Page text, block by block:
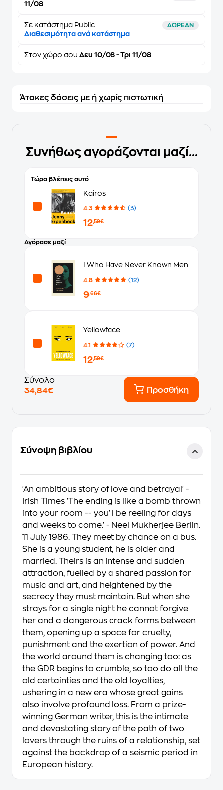
11/08
Σε κατάστημα Public ΔΩΡΕΑΝ
Διαθεσιμότητα ανά κατάστημα
Στον χώρο σου Δευ 10/08 - Τρι 11/08
Άτοκες δόσεις με ή χωρίς πιστωτική
Συνήθως αγοράζονται μαζί...
Τώρα βλέπεις αυτό
Kairos
4.3 (3)
12,59€
Αγόρασε μαζί
I Who Have Never Known Men
4.8 (12)
9,66€
Yellowface
4.1 (7)
12,59€
Σύνολο
34,84€
Προσθήκη
Σύνοψη βιβλίου
'An ambitious story of love and betrayal' -
Irish Times 'The ending is like a bomb thrown
into your room -- you'll be reeling for days
and weeks to come.' - Neel Mukherjee Berlin.
11 July 1986. They meet by chance on a bus.
She is a young student, he is older and
married. Theirs is an intense and sudden
attraction, fuelled by a shared passion for
music and art, and heightened by the
secrecy they must maintain. But when she
strays for a single night he cannot forgive
her and a dangerous crack forms between
them, opening up a space for cruelty,
punishment and the exertion of power. And
the world around them is changing too: as
the GDR begins to crumble, so too do all the
old certainties and the old loyalties,
ushering in a new era whose great gains
also involve profound loss. From a prize-
winning German writer, this is the intimate
and devastating story of the path of two
lovers through the ruins of a relationship, set
against the backdrop of a seismic period in
European history.